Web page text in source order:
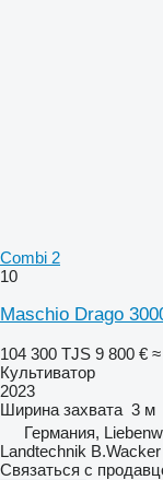
Combi 2
10
Maschio Drago
104 300 TJS 9 800 €
Культиватор
2023
Ширина захвата 3 м
Германия,
Landtechnik B.Wacker
Связаться с